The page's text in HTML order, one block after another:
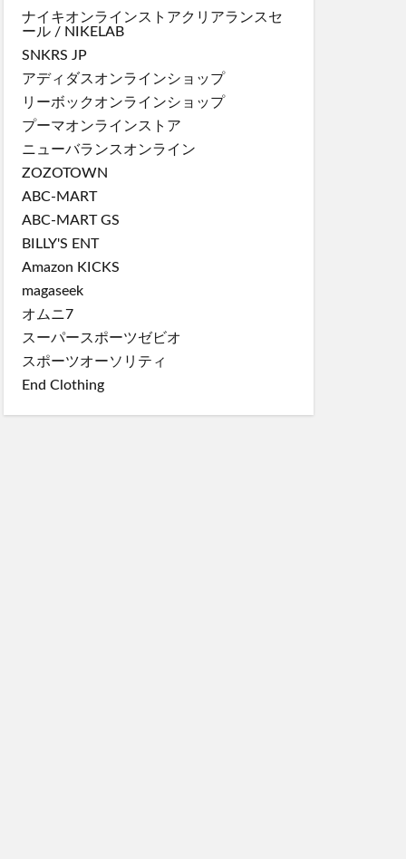
ナイキオンラインストアクリアランスセ
ール / NIKELAB
SNKRS JP
アディダスオンラインショップ
リーボックオンラインショップ
プーマオンラインストア
ニューバランスオンライン
ZOZOTOWN
ABC-MART
ABC-MART GS
BILLY'S ENT
Amazon KICKS
magaseek
オムニ7
スーパースポーツゼビオ
スポーツオーソリティ
End Clothing